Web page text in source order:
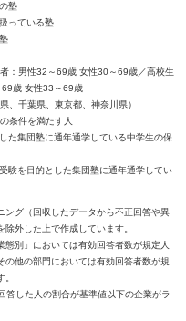
塾
っている塾
：男性32～69歳 女性30～69歳／高校生
歳 女性33～69歳
、千葉県、東京都、神奈川県）
条件を満たす人
た集団塾に通年通学している中学生の保
験を目的とした集団塾に通年通学してい
グ（回収したデータから不正回答や異
外した上で作成しています。
別」においては有効回答者数が規定人
他の部門においては有効回答者数が規
した人の割合が基準値以下の企業がラ